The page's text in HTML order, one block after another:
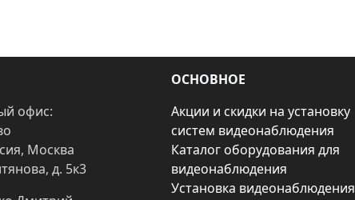
офис:
Москва
д. 5к3
ОСНОВНОЕ
Акции и скидки на установку
систем видеонаблюдения
Каталог оборудования для
видеонаблюдения
Установка видеонаблюдения